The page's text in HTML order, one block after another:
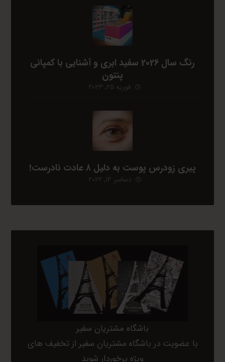
رنگ سال 2026 سفید ابری و آشنایی با کمپانی
پنتون
فوریه ۲۵, ۲۰۲۳
پیری زودرس پوست به دلیل ۸ عادت نادرست!
دسامبر ۱۴, ۲۰۲۲
باشگاه مشتریان سفیر
با عضویت در باشگاه مشتریان سفیر از تخفیف های
ویژه برخوردار شوید